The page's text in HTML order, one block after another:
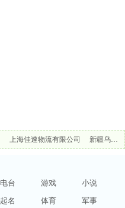
上海佳速物流有限公司 新疆乌苏啤酒有限责任公司
电台 游戏
小说
起名 体育
军事